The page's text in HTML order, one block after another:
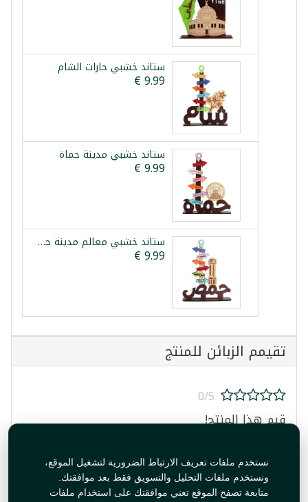
نستخدم ملفات تعريف الارتباط الضرورية لتشغيل الموقع،
ونستخدم ملفات التحليل والتسويق فقط بعد موافقتك.
متابعة تصفح الموقع تعني موافقتك على استخدام ملفات
ستاند خشبي حارات الشام
ستاند خشبي مدينة حماة
ستاند خشبي معالم مدينة حمص
تقيمم الزبائن للمنتج
0/5
قيم هذا المنتج!